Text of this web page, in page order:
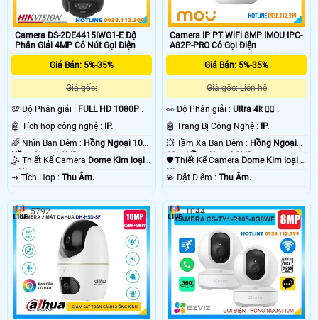
Camera DS-2DE4415IWG1-E Độ
Phân Giải 4MP Có Nút Gọi Điện
Giá Bán: 5%-35%
Giá gốc:
💯 Độ Phân giải : FULL HD 1080P .
🤖️ Tích hợp công nghệ :
IP.
🌈 Nhìn Ban Đêm : Hồng Ngoại 10m
Hồng Ngoại SMD.
🤹 Thiết Kế Camera Dome Kim loại
+ Nhựa.
️⇝ Tích Hợp : Thu Âm.
Camera IP PT WiFi 8MP IMOU IPC-
A82P-PRO Có Gọi Điện
Giá Bán: 5%-35%
Giá gốc: Liên hệ
️👀 Độ Phân giải :Ultra 4k 👍🏾 .
🤖️ Trang Bị Công Nghệ :
IP.
💥 Tầm Xa Ban Đêm : Hồng Ngoại
10m Hồng Ngoại SMD.
🛡 Thiết Kế Camera Dome Kim loại +
Nhựa.
️💫 Đặt Điểm :Thu Âm.
5792 1044